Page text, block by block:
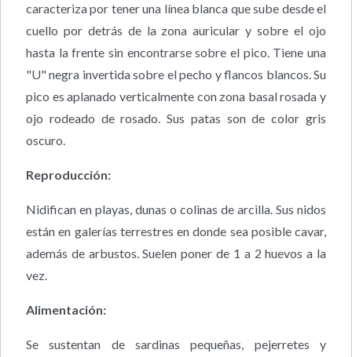
caracteriza por tener una línea blanca que sube desde el
cuello por detrás de la zona auricular y sobre el ojo
hasta la frente sin encontrarse sobre el pico. Tiene una
"U" negra invertida sobre el pecho y flancos blancos. Su
pico es aplanado verticalmente con zona basal rosada y
ojo rodeado de rosado. Sus patas son de color gris
oscuro.
Reproducción:
Nidifican en playas, dunas o colinas de arcilla. Sus nidos
están en galerías terrestres en donde sea posible cavar,
además de arbustos. Suelen poner de 1 a 2 huevos a la
vez.
Alimentación:
Se sustentan de sardinas pequeñas, pejerretes y